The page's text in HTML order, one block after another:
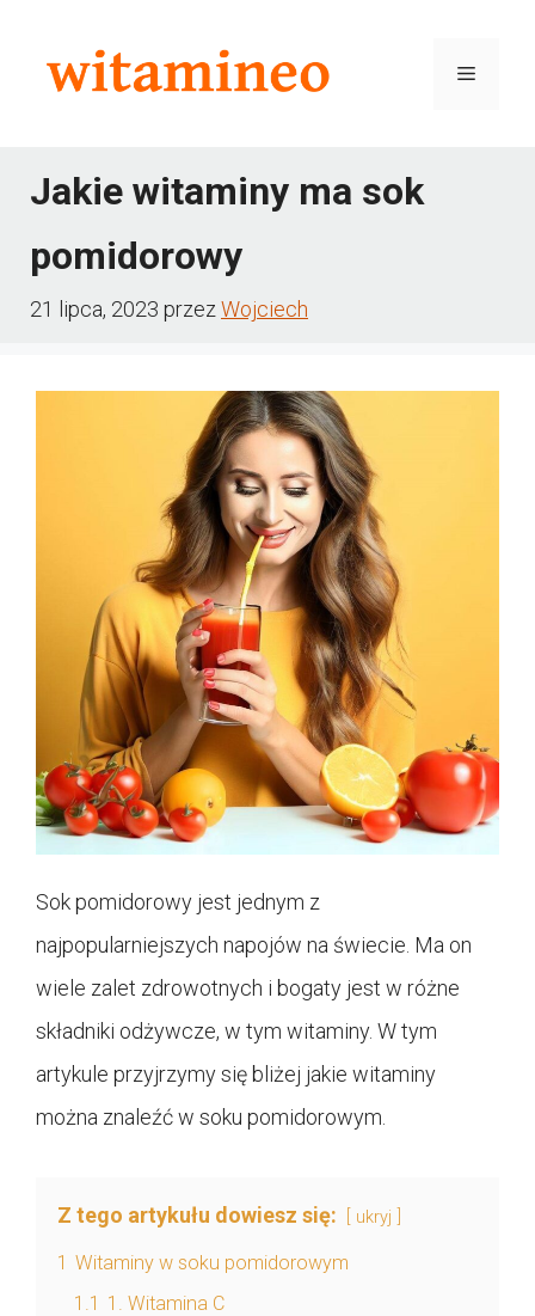
Menu
Jakie witaminy ma sok
pomidorowy
21 lipca, 2023 przezWojciech
Sok pomidorowy jest jednym z
najpopularniejszych napojów na świecie. Ma on
wiele zalet zdrowotnych i bogaty jest w różne
składniki odżywcze, w tym witaminy. W tym
artykule przyjrzymy się bliżej jakie witaminy
można znaleźć w soku pomidorowym.
Z tego artykułu dowiesz się: ukryj
1 Witaminy w soku pomidorowym
1.1 1. Witamina C